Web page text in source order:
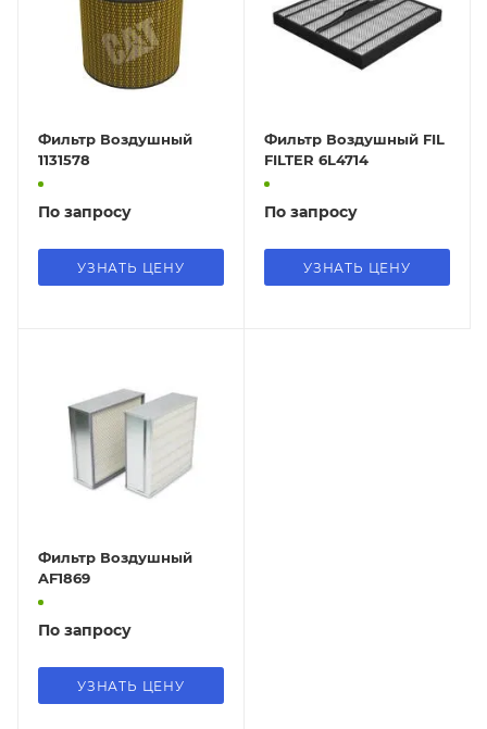
Фильтр Воздушный
1131578
По запросу
УЗНАТЬ ЦЕНУ
Фильтр Воздушный FIL
FILTER 6L4714
По запросу
УЗНАТЬ ЦЕНУ
Фильтр Воздушный
AF1869
По запросу
УЗНАТЬ ЦЕНУ